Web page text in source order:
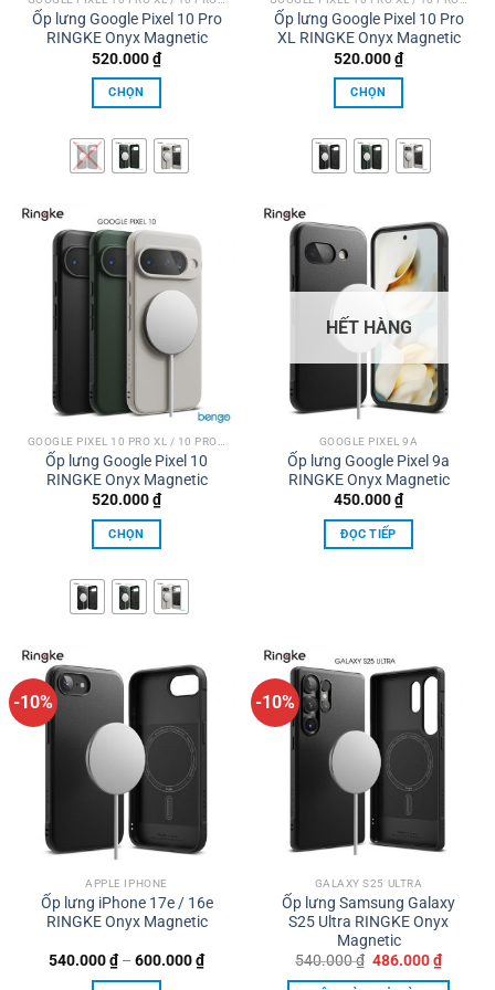
trang
sản
phẩm
trang
sản
phẩm
Ốp lưng Google Pixel 10 Pro
RINGKE Onyx Magnetic
520.000₫
CHỌN
phẩm
này
biến
thể.
Các
tùy
chọn
có
thể
được
chọn
trên
trang
sản
phẩm
Ốp lưng Google Pixel 10 Pro
XL RINGKE Onyx Magnetic
520.000₫
CHỌN
phẩm
này
biến
Các
chọn
có
thể
được
trên
trang
sản
phẩm
Ốp lưng Google Pixel 10
RINGKE Onyx Magnetic
520.000₫
CHỌN
phẩm
này
biến
Các
tùy
chọn
có
được
trên
trang
sản
phẩm
HẾT HÀNG
GOOGLE PIXEL 9A
Ốp lưng Google Pixel 9a
RINGKE Onyx Magnetic
450.000₫
ĐỌC TIẾP
-10%
APPLE IPHONE
Ốp lưng iPhone 17e / 16e
RINGKE Onyx Magnetic
540.000₫ – 600.000₫Khoảng
giá:
-10%
GALAXY S25 ULTRA
Ốp lưng Samsung Galaxy
S25 Ultra RINGKE Onyx
Magnetic
540.000₫ Giá
486.000₫Giá
hiện